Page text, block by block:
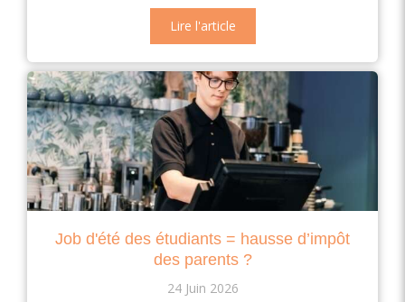
Lire l'article
Job d'été des étudiants = hausse d’impôt
des parents ?
24 Juin 2026